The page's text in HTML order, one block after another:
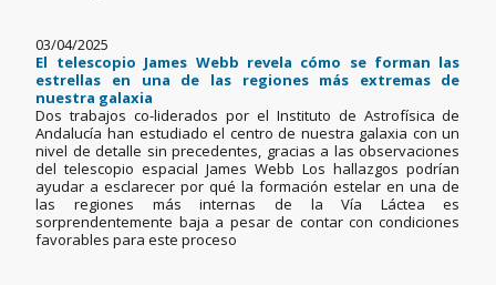
03/04/2025
El telescopio James Webb revela cómo se forman las
estrellas en una de las regiones más extremas de
nuestra galaxia
Dos trabajos co-liderados por el Instituto de Astrofísica de
Andalucía han estudiado el centro de nuestra galaxia con un
nivel de detalle sin precedentes, gracias a las observaciones
del telescopio espacial James Webb Los hallazgos podrían
ayudar a esclarecer por qué la formación estelar en una de
las regiones más internas de la Vía Láctea es
sorprendentemente baja a pesar de contar con condiciones
favorables para este proceso